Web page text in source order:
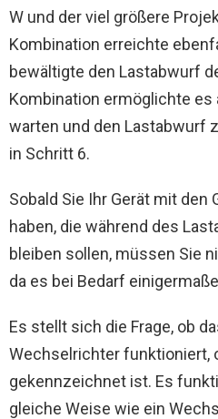
W und der viel größere
Kombination erreichte
bewältigte den Lastabwurf
Kombination ermöglichte es
warten und den Lastabwurf
in Schritt 6.
Sobald Sie Ihr Gerät mit den
haben, die während des
bleiben sollen, müssen Sie
da es bei Bedarf
Es stellt sich die Frage, ob
Wechselrichter funktioniert,
gekennzeichnet ist. Es
gleiche Weise wie ein